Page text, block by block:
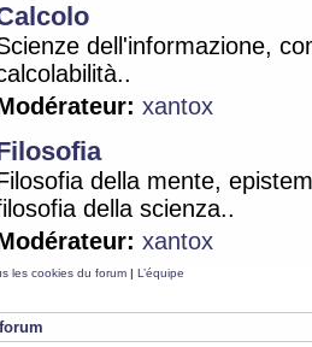
dell'informazione,
xantox
della mente,
della scienza..
xantox
les cookies du forum | L’équipe